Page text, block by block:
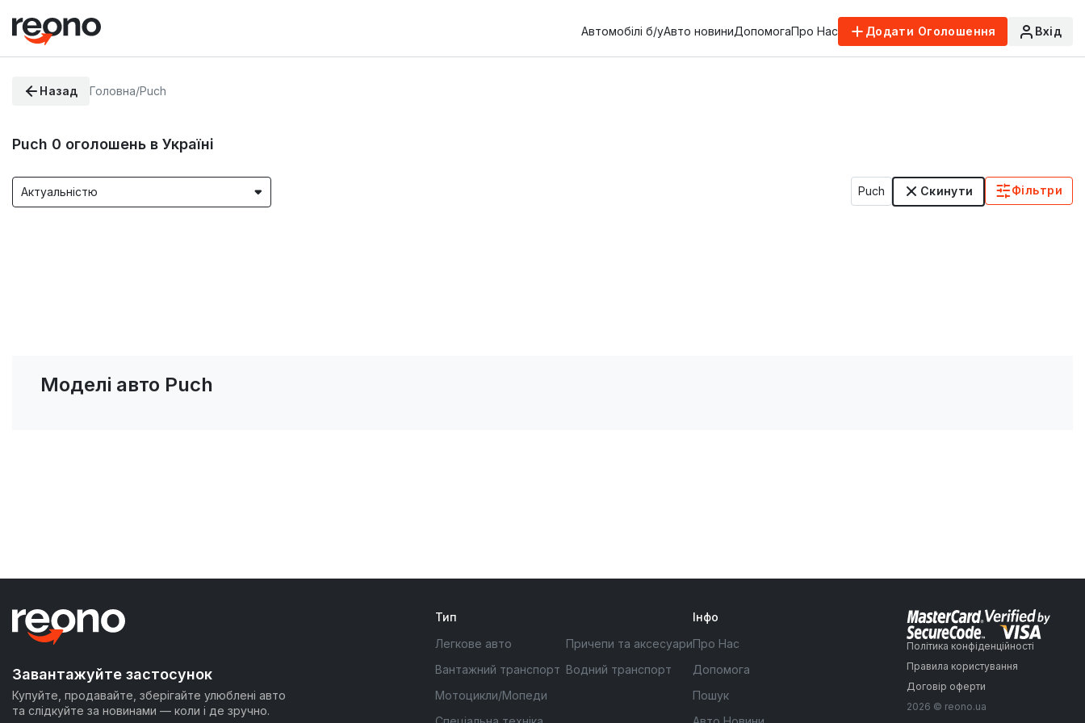
Автомобілі б/уАвто новиниДопомогаПро Нас Додати Оголошення Вхід
Назад Головна/Puch
Puch 0 оголошень в Україні
Актуальністю Puch Скинути Фільтри
Моделі авто Puch
Завантажуйте застосунок
Купуйте, продавайте, зберігайте улюблені авто
та слідкуйте за новинами — коли і де зручно.
Тип
Легкове авто
Вантажний транспорт
Мотоцикли/Мопеди
Причепи та аксесуари
Водний транспорт
Інфо
Про Нас
Допомога
Пошук
Політика конфіденційності
Правила користування
Договір оферти
2026 © reono.ua